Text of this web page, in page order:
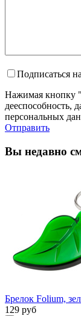
Подписаться
Нажимая кнопку
дееспособность,
персональных
Отправить
Вы недавно
Брелок Folium,
129 руб